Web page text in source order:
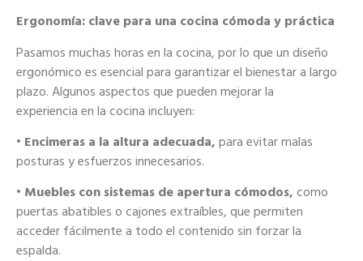
Ergonomía: clave para una cocina cómoda y práctica
Pasamos muchas horas en la cocina, por lo que un diseño
ergonómico es esencial para garantizar el bienestar a largo
plazo. Algunos aspectos que pueden mejorar la
experiencia en la cocina incluyen:
• Encimeras a la altura adecuada, para evitar malas
posturas y esfuerzos innecesarios.
• Muebles con sistemas de apertura cómodos, como
puertas abatibles o cajones extraíbles, que permiten
acceder fácilmente a todo el contenido sin forzar la
espalda.